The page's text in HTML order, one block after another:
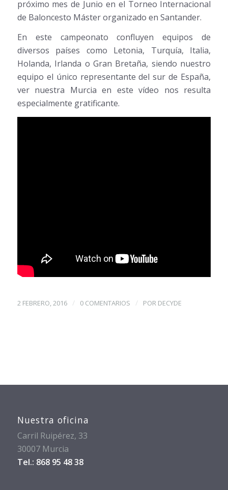
próximo mes de Junio en el Torneo Internacional
de Baloncesto Máster organizado en Santander.
En este campeonato confluyen equipos de
diversos países como Letonia, Turquía, Italia,
Holanda, Irlanda o Gran Bretaña, siendo nuestro
equipo el único representante del sur de España,
ver nuestra Murcia en este vídeo nos resulta
especialmente gratificante.
2 FEBRERO, 2016 / 0 COMENTARIOS / POR DECYDE
Nuestra oficina
Carril Ruipérez, 33
30007 Murcia
Tel.: 868 95 48 38